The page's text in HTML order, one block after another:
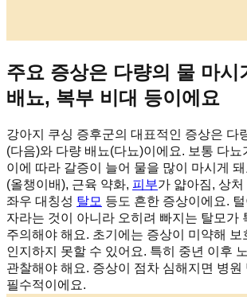
주요 증상은 다량의 물 마시
배뇨, 복부 비대 등이에요
강아지 쿠싱 증후군의 대표적인 증상은 다
(다음)와 다량 배뇨(다뇨)이에요. 보통 다뇨
이에 따라 갈증이 늘어 물을 많이 마시게
(올챙이배), 근육 약화, 피부가 얇아짐, 상
좌우 대칭성 탈모 등도 흔한 증상이에요. 털
자라는 것이 아니라 오히려 빠지는 탈모가
주의해야 해요. 초기에는 증상이 미약해 보
인지하지 못할 수 있어요. 특히 중년 이후
관찰해야 해요. 증상이 점차 심해지면 병원
필수적이에요.